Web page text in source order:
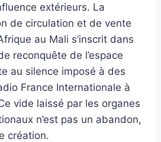
extérieurs. La
de circulation et de vente
au Mali s’inscrit dans
reconquête de l’espace
au silence imposé à des
France Internationale à
vide laissé par les organes
n’est pas un abandon,
création.